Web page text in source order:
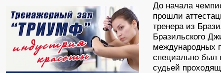
До начала
прошли
тренера из
Бразильского
международных
специально был
судьей